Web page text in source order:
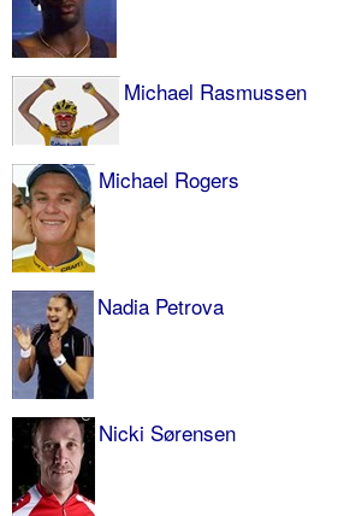
Michael Rasmussen
Michael Rogers
Nadia Petrova
Nicki Sørensen